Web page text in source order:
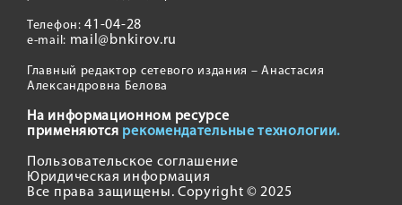
Телефон:41-04-28
e-mail: mail@bnkirov.ru
Главный редактор сетевого издания – Анастасия
Александровна Белова
На информационном ресурсе
применяются рекомендательные технологии.
Пользовательское соглашение
Юридическая информация
Все права защищены. Copyright © 2025